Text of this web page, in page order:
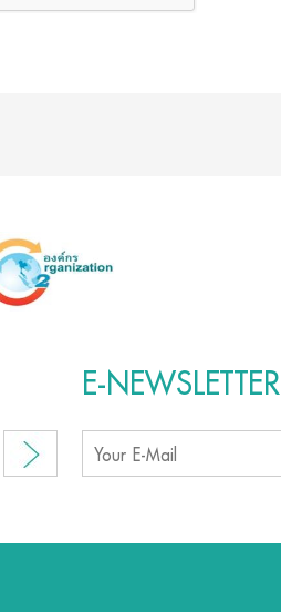
E-NEWSLETTER